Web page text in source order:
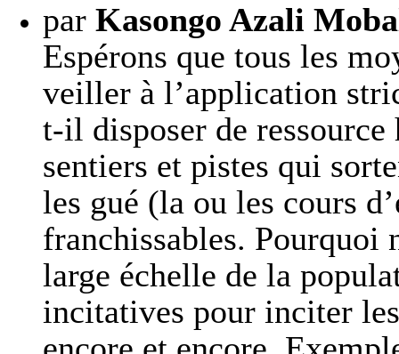
par Kasongo Azali
Espérons que tous les
veiller à l’application
t-il disposer de
sentiers et pistes qui
les gué (la ou les cours
franchissables. Pourquoi
large échelle de la
incitatives pour inciter